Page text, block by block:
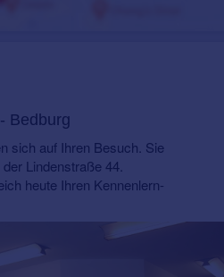
Bedburg
sich auf Ihren Besuch. Sie
Lindenstraße 44.
heute Ihren Kennenlern-